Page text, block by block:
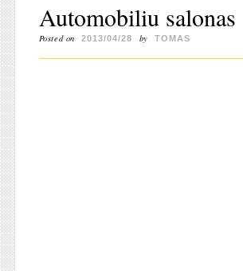
Automobiliu salonas
Posted on 2013/04/28 by TOMAS